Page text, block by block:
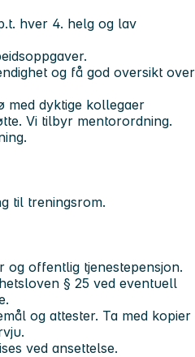
hver 4. helg og lav
og få god oversikt over
med dyktige kollegaer
Vi tilbyr mentorordning.
til treningsrom.
og offentlig tjenestepensjon.
§ 25 ved eventuell
og attester. Ta med kopier
ved ansettelse.